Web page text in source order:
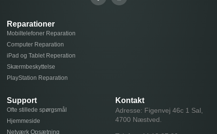
Reparationer
Mobiltelefoner Reparation
Computer Reparation
iPad og Tablet Reperation
Skærmbeskyttelse
PlayStation Reparation
Support
Ofte stillede spørgsmål
Hjemmeside
Netværk Opsætning
Kontakt
Adresse: Figenvej 46c 1 Sal,
4700 Næstved.